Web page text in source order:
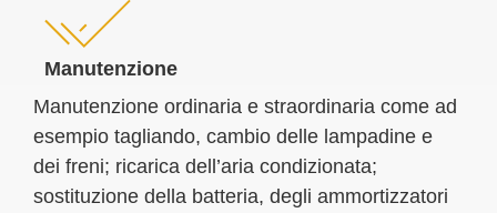
Manutenzione
Manutenzione ordinaria e straordinaria come ad
esempio tagliando, cambio delle lampadine e
dei freni; ricarica dell’aria condizionata;
sostituzione della batteria, degli ammortizzatori